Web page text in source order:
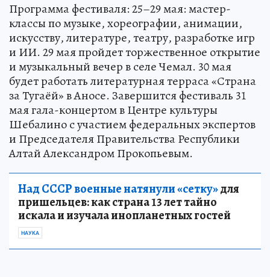
Программа фестиваля: 25–29 мая: мастер-
классы по музыке, хореографии, анимации,
искусству, литературе, театру, разработке игр
и ИИ. 29 мая пройдет торжественное открытие
и музыкальный вечер в селе Чемал. 30 мая
будет работать литературная терраса «Страна
за Тугаёй» в Аносе. Завершится фестиваль 31
мая гала-концертом в Центре культуры
Шебалино с участием федеральных экспертов
и Председателя Правительства Республики
Алтай Александром Прокопьевым.
Над СССР военные натянули «сетку»для
пришельцев: как страна 13 лет тайно
искала и изучала инопланетных гостей
НАУКА